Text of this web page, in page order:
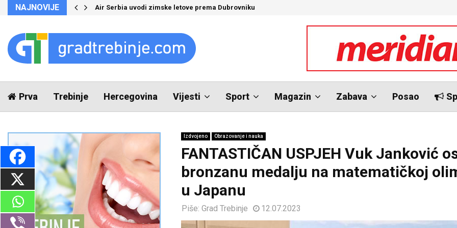
NAJNOVIJE Air Serbia uvodi zimske letove prema Dubrovniku
Prva Trebinje Hercegovina Vijesti Sport Magazin Zabava Posao
Izdvojeno Obrazovanje i nauka
FANTASTIČAN USPJEH Vuk Janković
bronzanu medalju na matematičkoj
u Japanu
Piše: Grad Trebinje 12.07.2023